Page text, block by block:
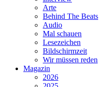
Arte
Behind The Beats
Audio
Mal schauen
Lesezeichen
Bildschirmzeit
Wir müssen reden
Magazin
2026